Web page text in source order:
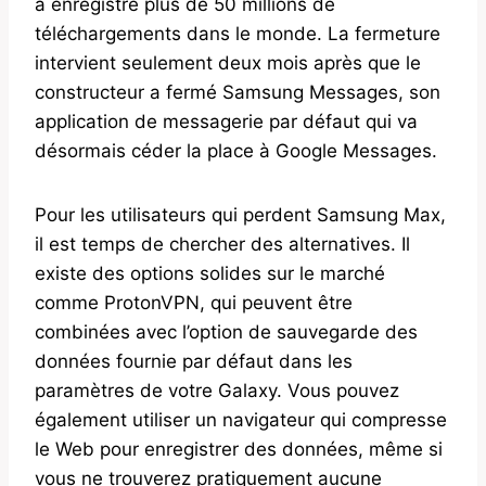
a enregistré plus de 50 millions de
téléchargements dans le monde. La fermeture
intervient seulement deux mois après que le
constructeur a fermé Samsung Messages, son
application de messagerie par défaut qui va
désormais céder la place à Google Messages.
Pour les utilisateurs qui perdent Samsung Max,
il est temps de chercher des alternatives. Il
existe des options solides sur le marché
comme ProtonVPN, qui peuvent être
combinées avec l’option de sauvegarde des
données fournie par défaut dans les
paramètres de votre Galaxy. Vous pouvez
également utiliser un navigateur qui compresse
le Web pour enregistrer des données, même si
vous ne trouverez pratiquement aucune